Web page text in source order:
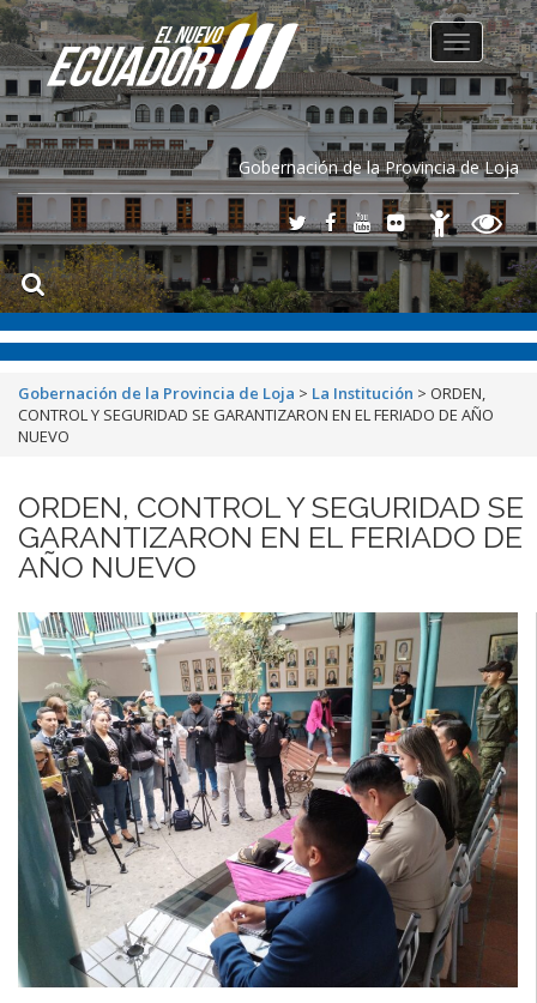
Gobernación de la Provincia de Loja
Toggle
navigation
Gobernación de la Provincia de Loja > La Institución > ORDEN,
CONTROL Y SEGURIDAD SE GARANTIZARON EN EL FERIADO DE AÑO
NUEVO
ORDEN, CONTROL Y SEGURIDAD SE
GARANTIZARON EN EL FERIADO DE
AÑO NUEVO